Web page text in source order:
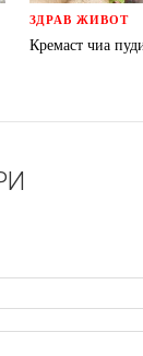
ЗДРАВ ЖИВОТ
Кремаст чиа